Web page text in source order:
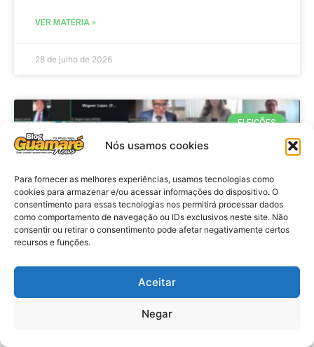
Nós usamos cookies
Para fornecer as melhores experiências, usamos tecnologias como
cookies para armazenar e/ou acessar informações do dispositivo. O
consentimento para essas tecnologias nos permitirá processar dados
como comportamento de navegação ou IDs exclusivos neste site. Não
consentir ou retirar o consentimento pode afetar negativamente certos
recursos e funções.
Aceitar
Negar
VER MATÉRIA »
28 de julho de 2026
ELEIÇÕES
Eleições 2026: procuradores e
promotores eleitorais realizam
reunião de alinhamento no RN